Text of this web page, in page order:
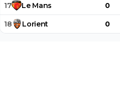
17 Le Mans 0
18 Lorient 0